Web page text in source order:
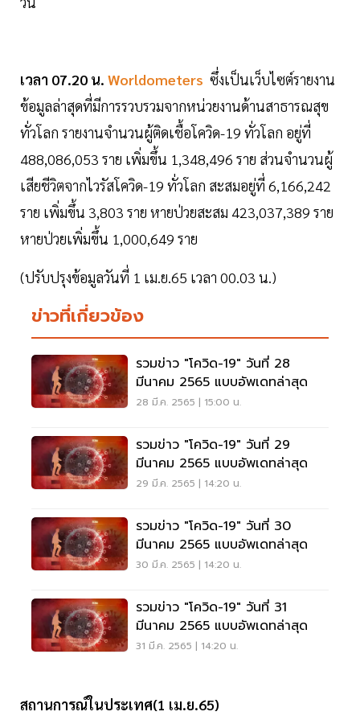
เวลา 07.20 น. Worldometers ซึ่งเป็นเว็บไซต์รายงาน
ข้อมูลล่าสุดที่มีการรวบรวมจากหน่วยงานด้านสาธารณสุข
ทั่วโลก รายงานจำนวนผู้ติดเชื้อโควิด-19 ทั่วโลก อยู่ที่
488,086,053 ราย เพิ่มขึ้น 1,348,496 ราย ส่วนจำนวนผู้
เสียชีวิตจากไวรัสโควิด-19 ทั่วโลก สะสมอยู่ที่ 6,166,242
ราย เพิ่มขึ้น 3,803 ราย หายป่วยสะสม 423,037,389 ราย
หายป่วยเพิ่มขึ้น 1,000,649 ราย
(ปรับปรุงข้อมูลวันที่ 1 เม.ย.65 เวลา 00.03 น.)
ข่าวที่เกี่ยวข้อง
รวมข่าว "โควิด-19" วันที่ 28
มีนาคม 2565 แบบอัพเดทล่าสุด
28 มี.ค. 2565 | 15:00 น.
รวมข่าว "โควิด-19" วันที่ 29
มีนาคม 2565 แบบอัพเดทล่าสุด
29 มี.ค. 2565 | 14:20 น.
รวมข่าว "โควิด-19" วันที่ 30
มีนาคม 2565 แบบอัพเดทล่าสุด
30 มี.ค. 2565 | 14:20 น.
รวมข่าว "โควิด-19" วันที่ 31
มีนาคม 2565 แบบอัพเดทล่าสุด
31 มี.ค. 2565 | 14:20 น.
สถานการณ์ในประเทศ(1 เม.ย.65)